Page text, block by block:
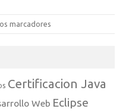
marcadores
Certificacion Java
Web Eclipse